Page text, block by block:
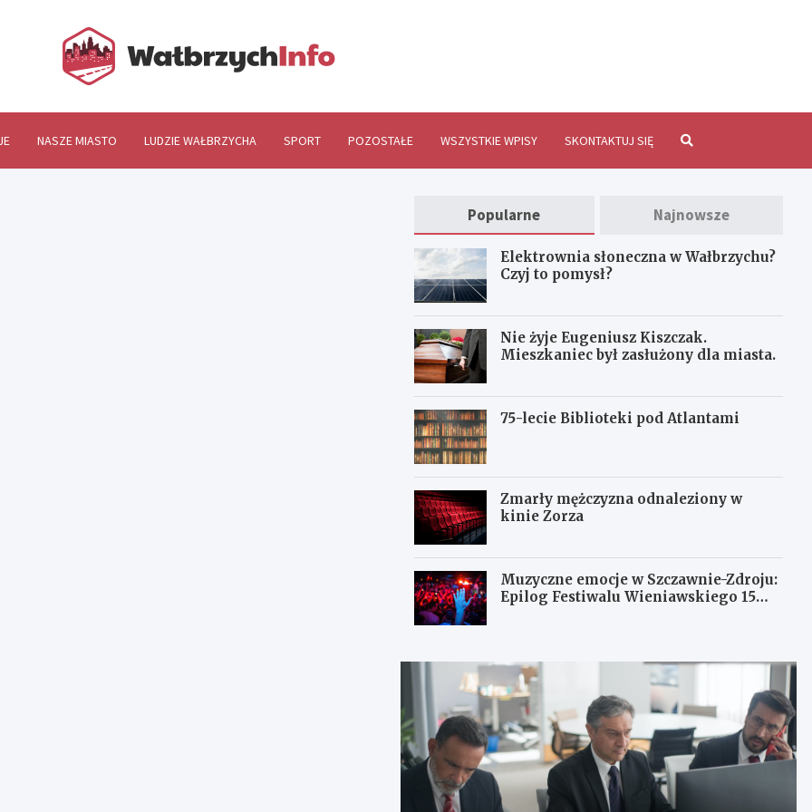
NASZE MIASTO LUDZIE WAŁBRZYCHA SPORT POZOSTAŁE WSZYSTKIE WPISY SKONTAKTUJ SIĘ
Popularne Najnowsze
Elektrownia słoneczna w Wałbrzychu?
Czyj to pomysł?
Nie żyje Eugeniusz Kiszczak.
Mieszkaniec był zasłużony dla miasta.
75-lecie Biblioteki pod Atlantami
Zmarły mężczyzna odnaleziony w
kinie Zorza
Muzyczne emocje w Szczawnie-Zdroju:
Epilog Festiwalu Wieniawskiego 15